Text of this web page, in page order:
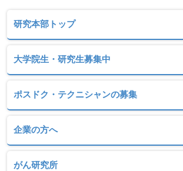
研究本部トップ
大学院生・研究生募集中
ポスドク・テクニシャンの募集
企業の方へ
がん研究所